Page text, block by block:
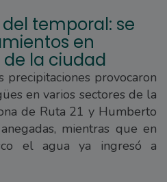
temporal: se
en
la ciudad
precipitaciones provocaron
en varios sectores de la
de Ruta 21 y Humberto
mientras que en
el agua ya ingresó a